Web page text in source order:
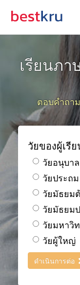
เรียนภ
ตอบคำถา
วัยของผู้เรี
วัยอนุบาล
วัยประถม
วัยมัธยม
วัยมัธยม
วัยมหาวิ
วัยผู้ใหญ่
ดำเนินการต่อ